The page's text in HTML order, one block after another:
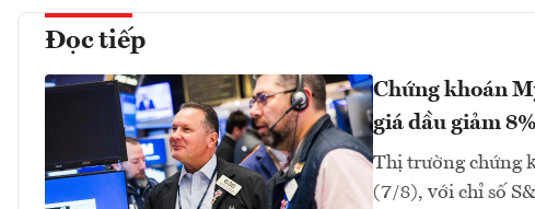
Đọc tiếp
Chứng khoán
giá dầu giảm
Thị trường chứng
(7/8), với chỉ số